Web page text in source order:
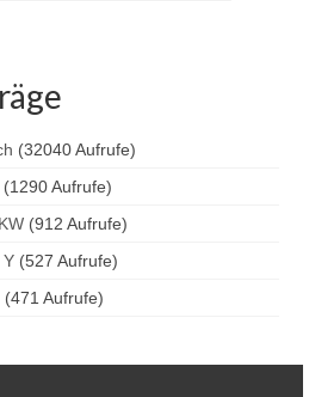
2024
Tür 2015
Tür 2018
Tür 2022
(32040 Aufrufe)
(1290 Aufrufe)
(912 Aufrufe)
Y (527 Aufrufe)
(471 Aufrufe)